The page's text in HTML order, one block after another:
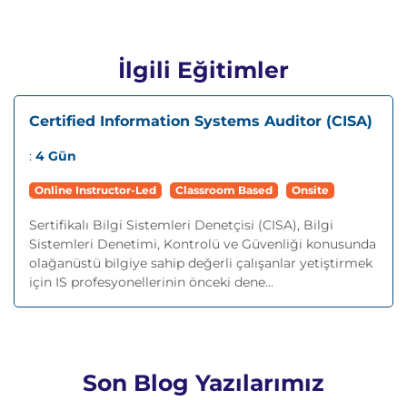
İlgili Eğitimler
Certified Information Systems Auditor (CISA)
: 4 Gün
Online Instructor-Led Classroom Based Onsite
Sertifikalı Bilgi Sistemleri Denetçisi (CISA), Bilgi
Sistemleri Denetimi, Kontrolü ve Güvenliği konusunda
olağanüstü bilgiye sahip değerli çalışanlar yetiştirmek
için IS profesyonellerinin önceki dene...
Son Blog Yazılarımız